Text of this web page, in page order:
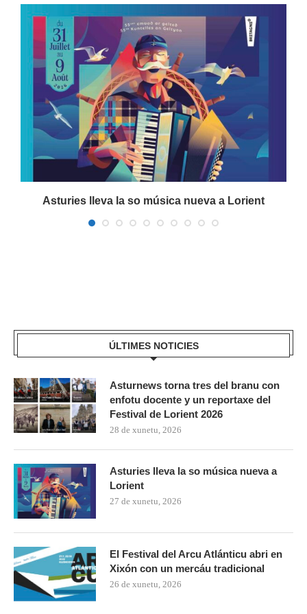
Asturies lleva la so música nueva a Lorient
ÚLTIMES NOTICIES
Asturnews torna tres del branu con
enfotu docente y un reportaxe del
Festival de Lorient 2026
28 de xunetu, 2026
Asturies lleva la so música nueva a
Lorient
27 de xunetu, 2026
El Festival del Arcu Atlánticu abri en
Xixón con un mercáu tradicional
26 de xunetu, 2026